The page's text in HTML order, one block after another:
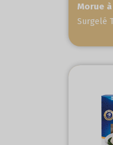
Morue
Surgelé